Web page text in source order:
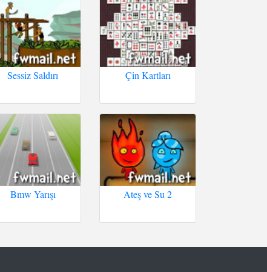
Sessiz Saldırı Çin Kartları
Bmw Yarışı Ateş ve Su 2